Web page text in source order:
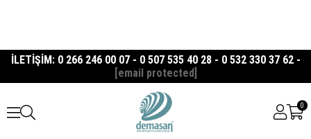
İLETİŞİM: 0 266 246 00 07 - 0 507 535 40 28 - 0 532 330 37 62 -
[email protected]
0